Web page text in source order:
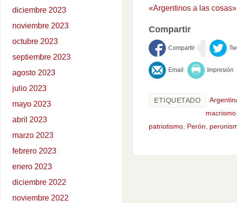
«Argentinos a las
Compartir
ETIQUETADO
macrismo
patriotismo
Perón
diciembre 2023
noviembre 2023
octubre 2023
septiembre 2023
agosto 2023
julio 2023
mayo 2023
abril 2023
marzo 2023
febrero 2023
enero 2023
diciembre 2022
noviembre 2022